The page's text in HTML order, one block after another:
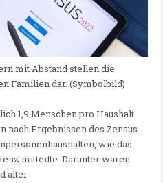
mit Abstand stellen die
Familien dar. (Symbolbild)
1,9 Menschen pro Haushalt.
nach Ergebnissen des Zensus
wie das
mitteilte. Darunter waren
älter.